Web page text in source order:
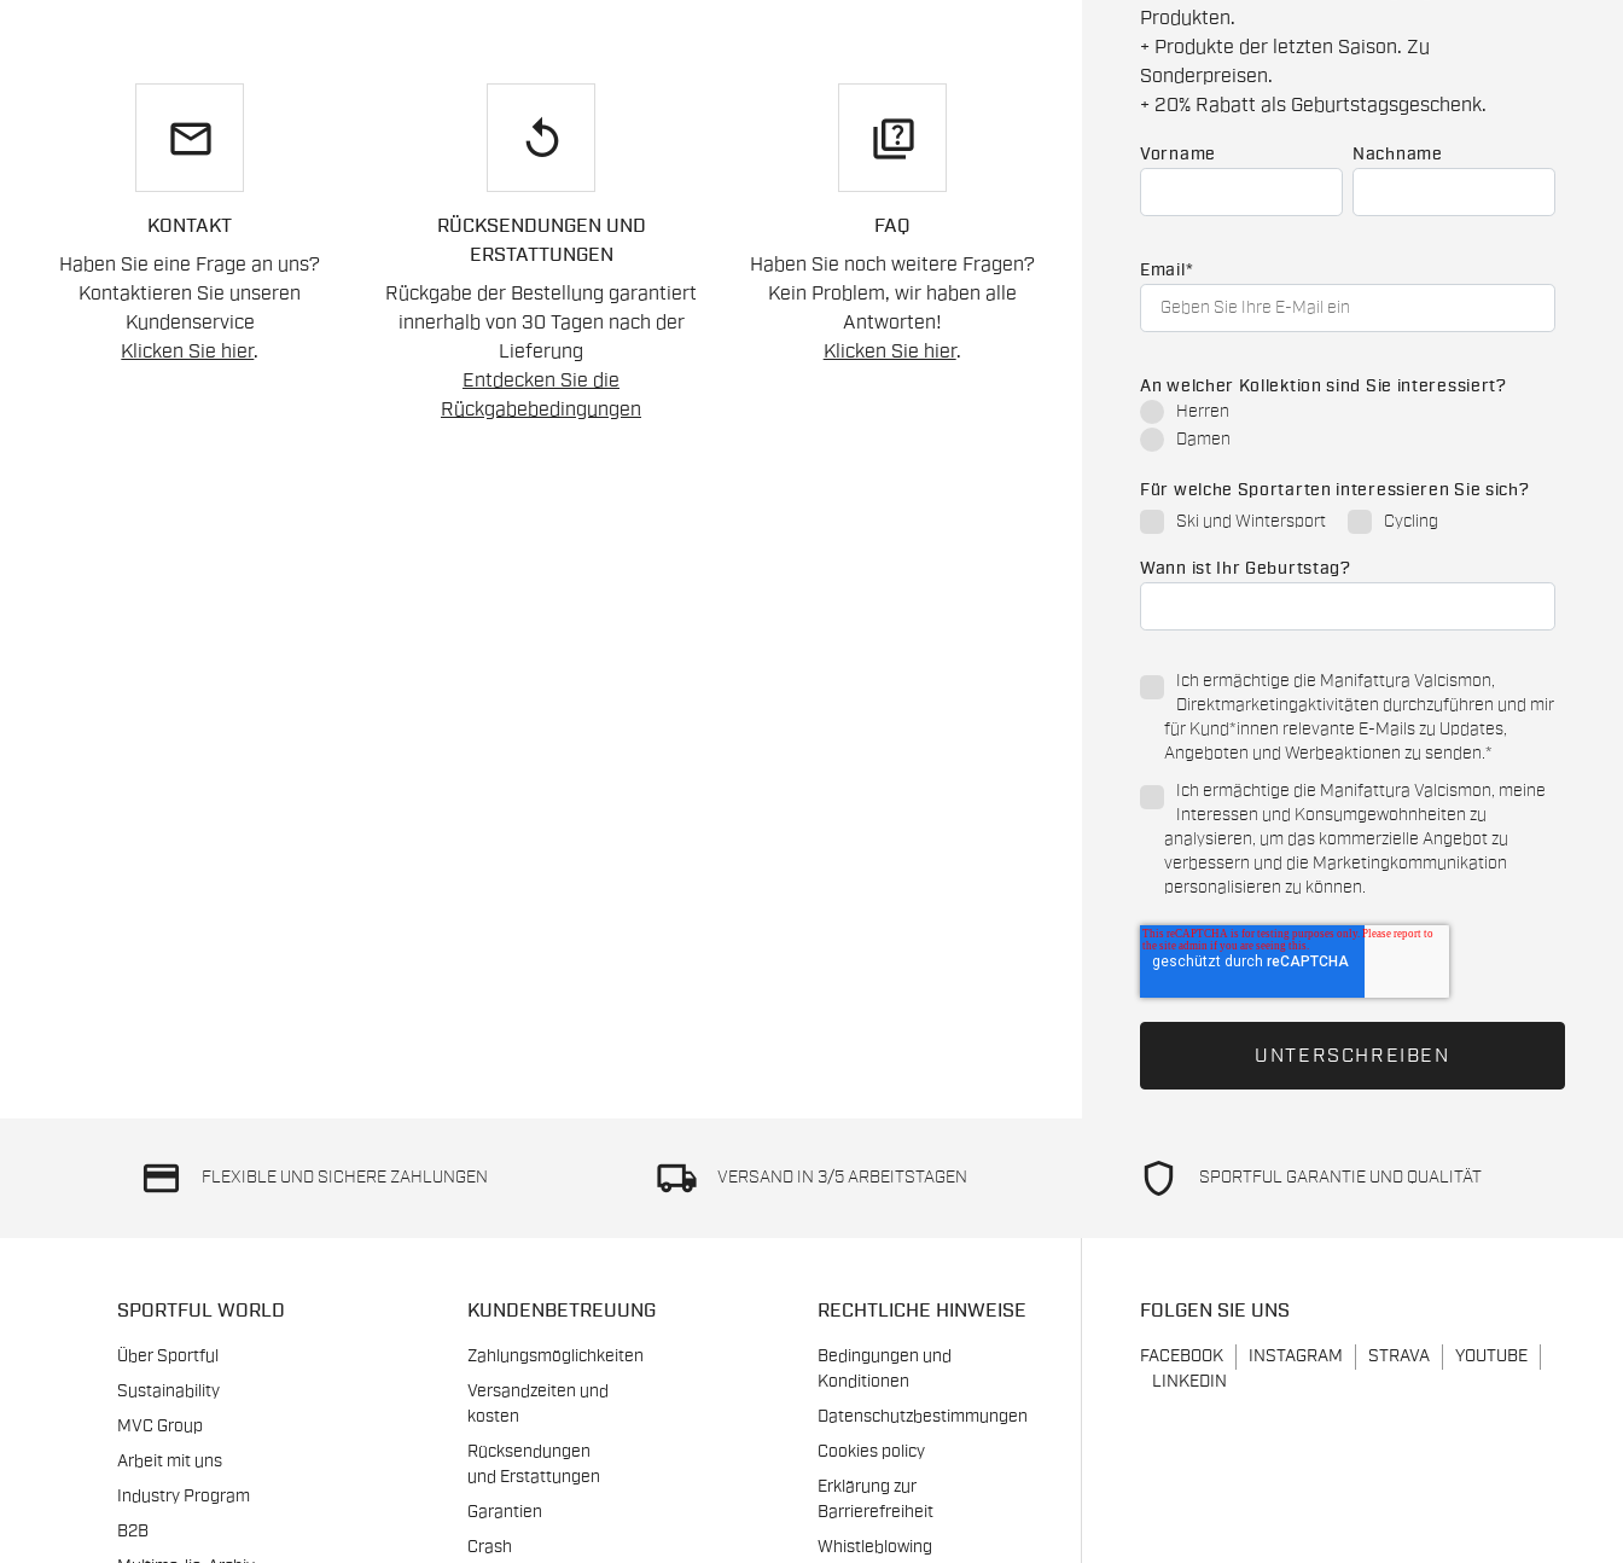
email
KONTAKT
Haben Sie eine Frage an uns?
Kontaktieren Sie unseren
Kundenservice
Klicken Sie hier.
replay
RÜCKSENDUNGEN UND
ERSTATTUNGEN
Rückgabe der Bestellung garantiert
innerhalb von 30 Tagen nach der
Lieferung
Entdecken Sie die
Rückgabebedingungen
quiz
FAQ
Haben Sie noch weitere Fragen?
Kein Problem, wir haben alle
Antworten!
Klicken Sie hier.
Produkten.
+ Produkte der letzten Saison. Zu
Sonderpreisen.
+ 20% Rabatt als Geburtstagsgeschenk.
Vorname Nachname
Email *
An welcher Kollektion sind Sie interessiert?
Herren
Damen
Für welche Sportarten interessieren Sie sich?
Ski und Wintersport
Cycling
Wann ist Ihr Geburtstag?
Ich ermächtige die Manifattura Valcismon,
Direktmarketingaktivitäten durchzuführen und mir
für Kund*innen relevante E-Mails zu Updates,
Angeboten und Werbeaktionen zu senden.*
Ich ermächtige die Manifattura Valcismon, meine
Interessen und Konsumgewohnheiten zu
analysieren, um das kommerzielle Angebot zu
verbessern und die Marketingkommunikation
personalisieren zu können.
credit_card FLEXIBLE UND SICHERE ZAHLUNGEN local_shipping VERSAND IN 3/5 ARBEITSTAGEN shield SPORTFUL GARANTIE UND QUALITÄT
SPORTFUL WORLD
Über Sportful
Sustainability
MVC Group
Arbeit mit uns
Industry Program
B2B
KUNDENBETREUUNG
Zahlungsmöglichkeiten
Versandzeiten und
kosten
Rücksendungen
und Erstattungen
Garantien
Crash
RECHTLICHE HINWEISE
Bedingungen und
Konditionen
Datenschutzbestimmungen
Cookies policy
Erklärung zur
Barrierefreiheit
Whistleblowing
FOLGEN SIE UNS
FACEBOOK INSTAGRAM STRAVA
YOUTUBE
LINKEDIN